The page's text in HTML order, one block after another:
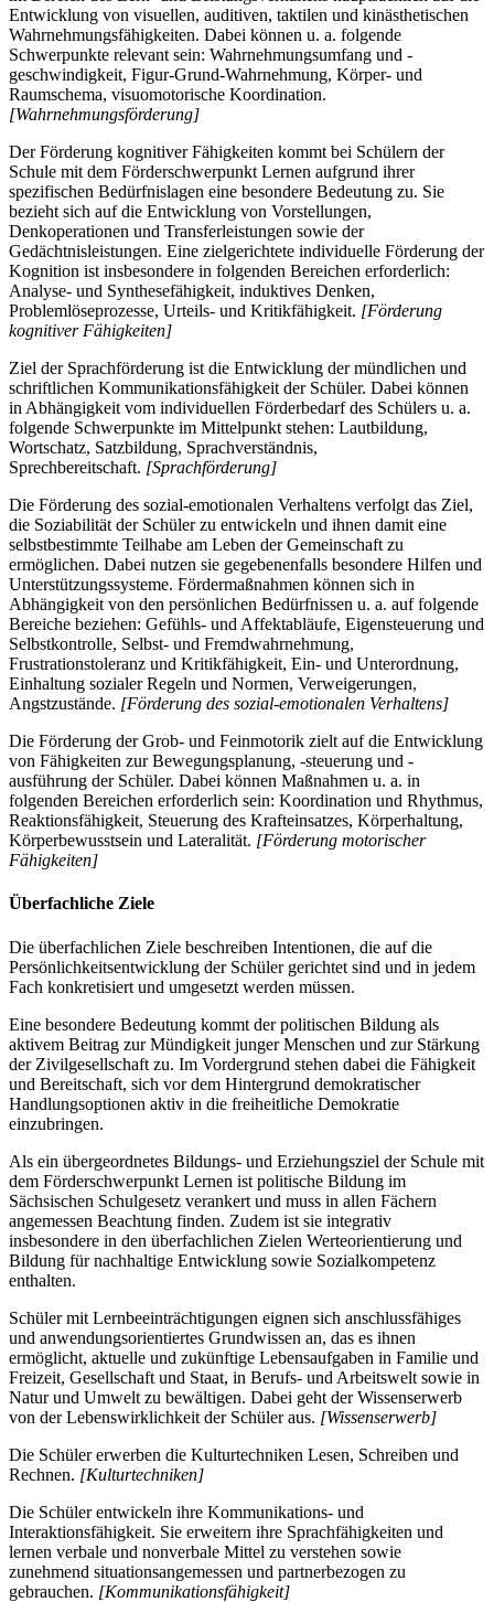
Entwicklung von visuellen, auditiven, taktilen und kinästhetischen
Wahrnehmungsfähigkeiten. Dabei können u. a. folgende
Schwerpunkte relevant sein: Wahrnehmungsumfang und -
geschwindigkeit, Figur-Grund-Wahrnehmung, Körper- und
Raumschema, visuomotorische Koordination.
[Wahrnehmungsförderung]
Der Förderung kognitiver Fähigkeiten kommt bei Schülern der
Schule mit dem Förderschwerpunkt Lernen aufgrund ihrer
spezifischen Bedürfnislagen eine besondere Bedeutung zu. Sie
bezieht sich auf die Entwicklung von Vorstellungen,
Denkoperationen und Transferleistungen sowie der
Gedächtnisleistungen. Eine zielgerichtete individuelle Förderung der
Kognition ist insbesondere in folgenden Bereichen erforderlich:
Analyse- und Synthesefähigkeit, induktives Denken,
Problemlöseprozesse, Urteils- und Kritikfähigkeit. [Förderung
kognitiver Fähigkeiten]
Ziel der Sprachförderung ist die Entwicklung der mündlichen und
schriftlichen Kommunikationsfähigkeit der Schüler. Dabei können
in Abhängigkeit vom individuellen Förderbedarf des Schülers u. a.
folgende Schwerpunkte im Mittelpunkt stehen: Lautbildung,
Wortschatz, Satzbildung, Sprachverständnis,
Sprechbereitschaft. [Sprachförderung]
Die Förderung des sozial-emotionalen Verhaltens verfolgt das Ziel,
die Soziabilität der Schüler zu entwickeln und ihnen damit eine
selbstbestimmte Teilhabe am Leben der Gemeinschaft zu
ermöglichen. Dabei nutzen sie gegebenenfalls besondere Hilfen und
Unterstützungssysteme. Fördermaßnahmen können sich in
Abhängigkeit von den persönlichen Bedürfnissen u. a. auf folgende
Bereiche beziehen: Gefühls- und Affektabläufe, Eigensteuerung und
Selbstkontrolle, Selbst- und Fremdwahrnehmung,
Frustrationstoleranz und Kritikfähigkeit, Ein- und Unterordnung,
Einhaltung sozialer Regeln und Normen, Verweigerungen,
Angstzustände. [Förderung des sozial-emotionalen Verhaltens]
Die Förderung der Grob- und Feinmotorik zielt auf die Entwicklung
von Fähigkeiten zur Bewegungsplanung, -steuerung und -
ausführung der Schüler. Dabei können Maßnahmen u. a. in
folgenden Bereichen erforderlich sein: Koordination und Rhythmus,
Reaktionsfähigkeit, Steuerung des Krafteinsatzes, Körperhaltung,
Körperbewusstsein und Lateralität. [Förderung motorischer
Fähigkeiten]
Überfachliche Ziele
Die überfachlichen Ziele beschreiben Intentionen, die auf die
Persönlichkeitsentwicklung der Schüler gerichtet sind und in jedem
Fach konkretisiert und umgesetzt werden müssen.
Eine besondere Bedeutung kommt der politischen Bildung als
aktivem Beitrag zur Mündigkeit junger Menschen und zur Stärkung
der Zivilgesellschaft zu. Im Vordergrund stehen dabei die Fähigkeit
und Bereitschaft, sich vor dem Hintergrund demokratischer
Handlungsoptionen aktiv in die freiheitliche Demokratie
einzubringen.
Als ein übergeordnetes Bildungs- und Erziehungsziel der Schule mit
dem Förderschwerpunkt Lernen ist politische Bildung im
Sächsischen Schulgesetz verankert und muss in allen Fächern
angemessen Beachtung finden. Zudem ist sie integrativ
insbesondere in den überfachlichen Zielen Werteorientierung und
Bildung für nachhaltige Entwicklung sowie Sozialkompetenz
enthalten.
Schüler mit Lernbeeinträchtigungen eignen sich anschlussfähiges
und anwendungsorientiertes Grundwissen an, das es ihnen
ermöglicht, aktuelle und zukünftige Lebensaufgaben in Familie und
Freizeit, Gesellschaft und Staat, in Berufs- und Arbeitswelt sowie in
Natur und Umwelt zu bewältigen. Dabei geht der Wissenserwerb
von der Lebenswirklichkeit der Schüler aus. [Wissenserwerb]
Die Schüler erwerben die Kulturtechniken Lesen, Schreiben und
Rechnen. [Kulturtechniken]
Die Schüler entwickeln ihre Kommunikations- und
Interaktionsfähigkeit. Sie erweitern ihre Sprachfähigkeiten und
lernen verbale und nonverbale Mittel zu verstehen sowie
zunehmend situationsangemessen und partnerbezogen zu
gebrauchen. [Kommunikationsfähigkeit]